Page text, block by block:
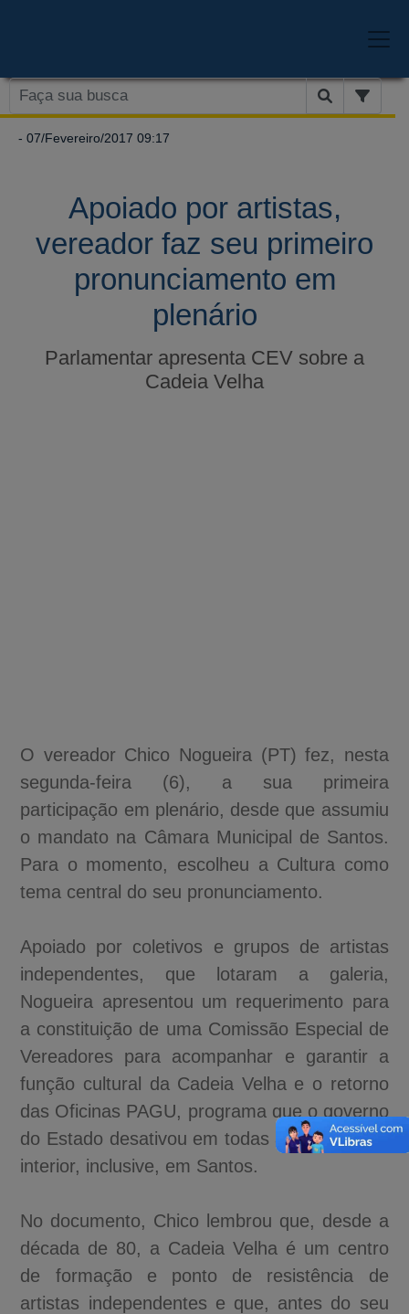
- 07/Fevereiro/2017 09:17
Apoiado por artistas,
vereador faz seu primeiro
pronunciamento em
plenário
Parlamentar apresenta CEV sobre a
Cadeia Velha
O vereador Chico Nogueira (PT) fez, nesta
segunda-feira (6), a sua primeira
participação em plenário, desde que assumiu
o mandato na Câmara Municipal de Santos.
Para o momento, escolheu a Cultura como
tema central do seu pronunciamento.
Apoiado por coletivos e grupos de artistas
independentes, que lotaram a galeria,
Nogueira apresentou um requerimento para
a constituição de uma Comissão Especial de
Vereadores para acompanhar e garantir a
função cultural da Cadeia Velha e o retorno
das Oficinas PAGU, programa que o governo
do Estado desativou em todas as cidades do
interior, inclusive, em Santos.
No documento, Chico lembrou que, desde a
década de 80, a Cadeia Velha é um centro
de formação e ponto de resistência de
artistas independentes e que, antes do seu